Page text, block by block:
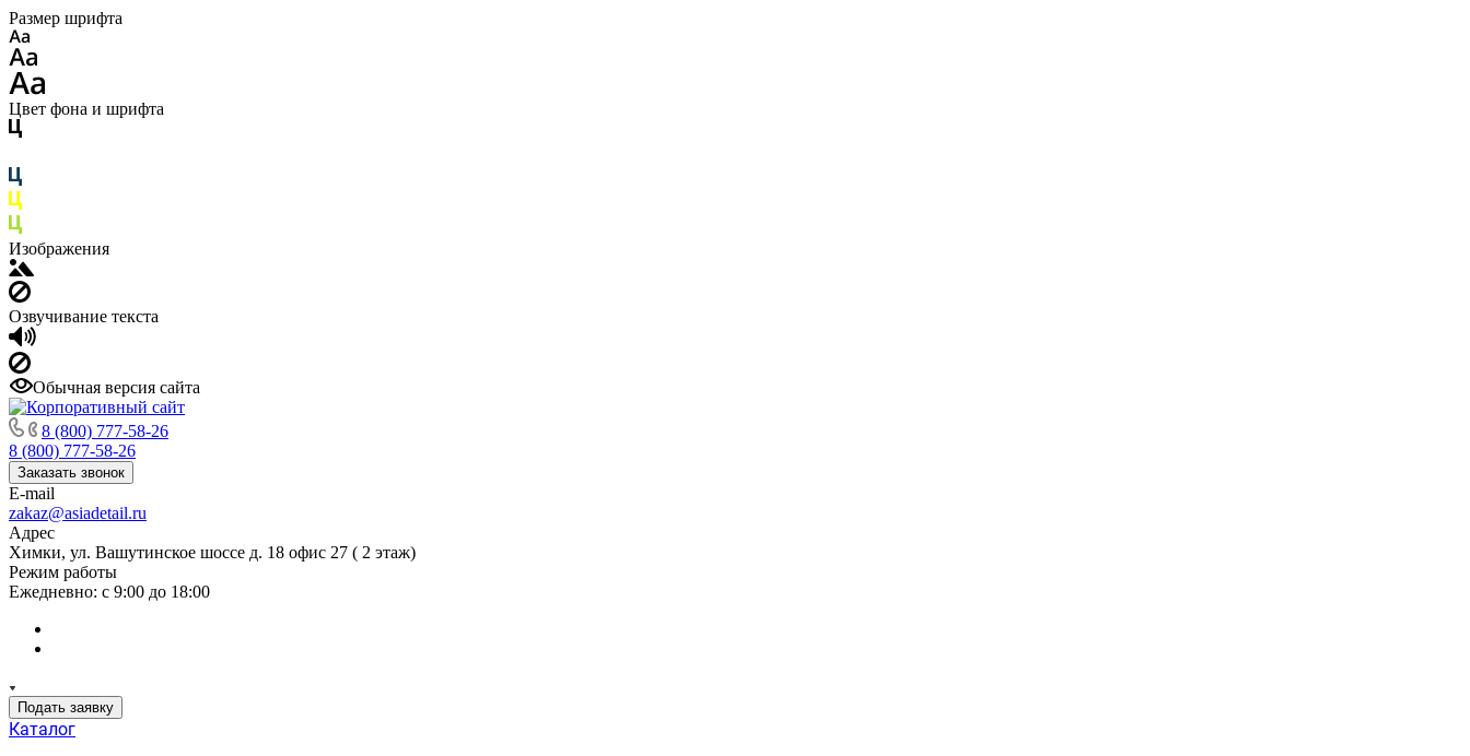
Размер шрифта
Цвет фона и шрифта
Изображения
Озвучивание текста
Обычная версия сайта
8 (800) 777-58-26
8 (800) 777-58-26
Заказать звонок
E-mail
zakaz@asiadetail.ru
Адрес
Химки, ул. Вашутинское шоссе д. 18 офис 27 ( 2 этаж)
Режим работы
Ежедневно: с 9:00 до 18:00
Подать заявку
Каталог